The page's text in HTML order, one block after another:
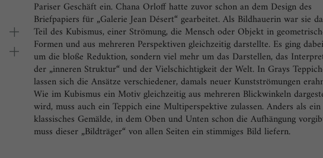
Pariser Geschäft ein. Chana Orloff hatte zuvor schon an dem Design des
Briefpapiers für „Galerie Jean Désert“ gearbeitet. Als Bildhauerin war sie
Teil des Kubismus, einer Strömung, die Mensch oder Objekt in
Formen und aus mehreren Perspektiven gleichzeitig darstellte. Es ging
um die bloße Reduktion, sondern viel mehr um das Darstellen, das
der „inneren Struktur“ und der Vielschichtigkeit der Welt. In Grays
lassen sich die Ansätze verschiedener, damals neuer Kunstströmungen
Wie im Kubismus ein Motiv gleichzeitig aus mehreren Blickwinkeln
wird, muss auch ein Teppich eine Multiperspektive zulassen. Anders als ein
klassisches Gemälde, in dem Oben und Unten schon die Aufhängung
muss dieser „Bildträger“ von allen Seiten ein stimmiges Bild liefern.